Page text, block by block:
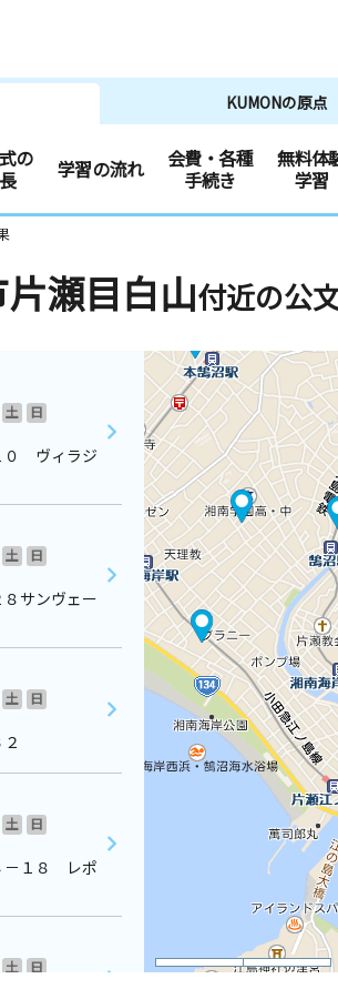
KUMONの原点
の
学習の流れ
会費・各種
手続き
無料体
学習
瀬目白山付近の公
土
日
０ ヴィラジ
土
日
サンヴェー
土
日
土
日
－１８ レポ
土
日